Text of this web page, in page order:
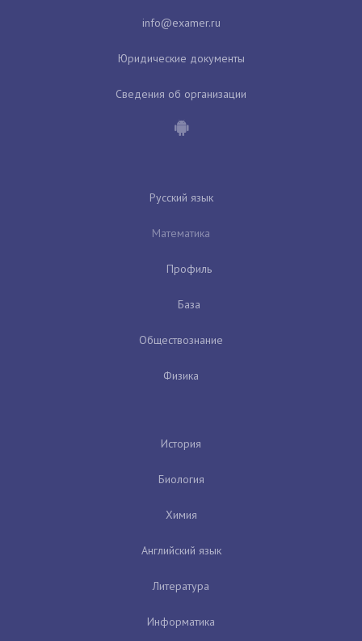
Юридические документы
Сведения об организации
Русский язык
Математика
Профиль
База
Обществознание
Физика
История
Биология
Химия
Английский язык
Литература
Информатика